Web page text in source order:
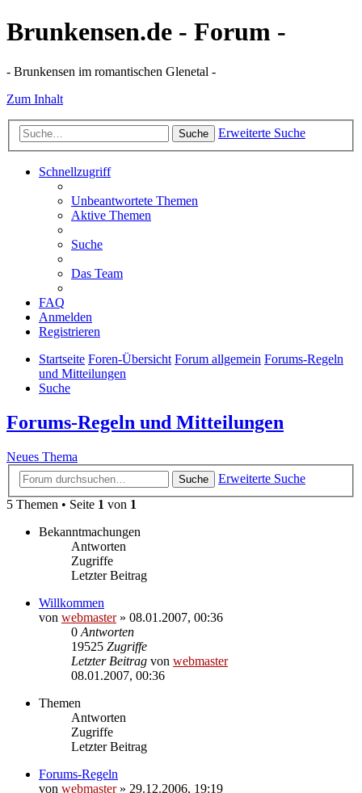
Brunkensen.de - Forum -
- Brunkensen im romantischen Glenetal -
Zum Inhalt
Suche Erweiterte Suche
Schnellzugriff
Unbeantwortete Themen
Aktive Themen
Suche
Das Team
FAQ
Anmelden
Registrieren
Startseite Foren-Übersicht Forum allgemein Forums-Regeln
und Mitteilungen
Suche
Forums-Regeln und Mitteilungen
Neues Thema
Suche
Erweiterte Suche
5 Themen • Seite 1 von 1
Bekanntmachungen
Antworten
Zugriffe
Letzter Beitrag
Willkommen
von webmaster» 08.01.2007, 00:36
0 Antworten
19525 Zugriffe
Letzter Beitrag von webmaster
08.01.2007, 00:36
Themen
Antworten
Zugriffe
Letzter Beitrag
Forums-Regeln
von webmaster» 29.12.2006, 19:19